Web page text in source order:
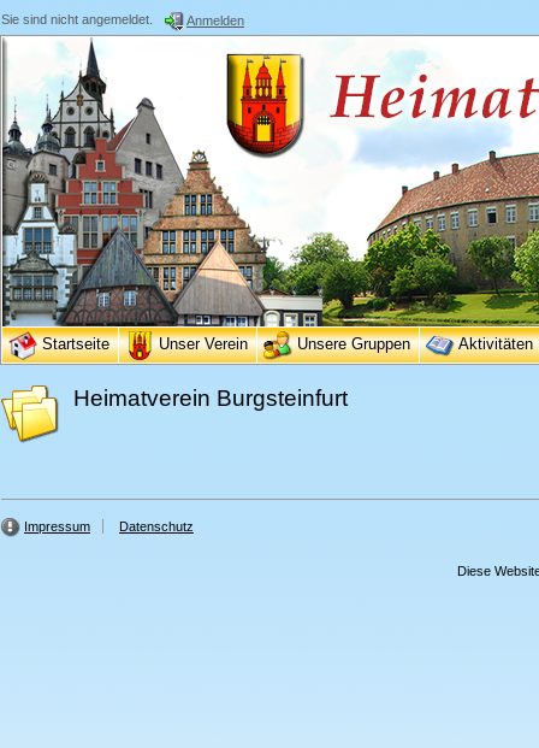
Sie sind nicht angemeldet. Anmelden
Startseite Unser Verein Unsere Gruppen Aktivitäten
Heimatverein Burgsteinfurt
Impressum Datenschutz
Diese